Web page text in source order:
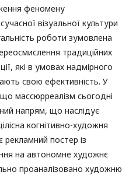
феномену
візуальної культури
роботи зумовлена
традиційних
які в умовах надмірного
свою ефективність. У
массюрреалізм сьогодні
напрям, що наслідує
когнітивно-художня
постер із
на автономне художнє
проаналізовано художню